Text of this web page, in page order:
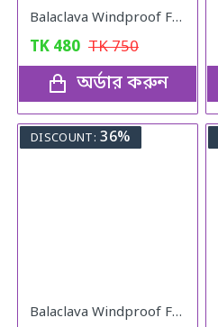
Balaclava Windproof Full Face Mask (Gray)
TK 480 TK750
অর্ডার করুন
DISCOUNT: 36%
Balaclava Windproof Full Face Mask (Khaki)